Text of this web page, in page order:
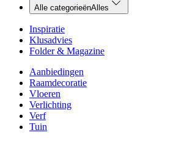
Alle categorieënAlles
Inspiratie
Klusadvies
Folder & Magazine
Aanbiedingen
Raamdecoratie
Vloeren
Verlichting
Verf
Tuin